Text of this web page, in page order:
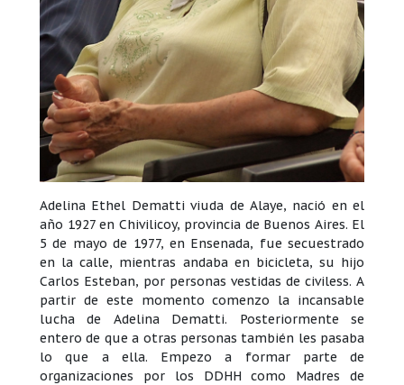
Adelina Ethel Dematti viuda de Alaye, nació en el
año 1927 en Chivilicoy, provincia de Buenos Aires. El
5 de mayo de 1977, en Ensenada, fue secuestrado
en la calle, mientras andaba en bicicleta, su hijo
Carlos Esteban, por personas vestidas de civiless. A
partir de este momento comenzo la incansable
lucha de Adelina Dematti. Posteriormente se
entero de que a otras personas también les pasaba
lo que a ella. Empezo a formar parte de
organizaciones por los DDHH como Madres de